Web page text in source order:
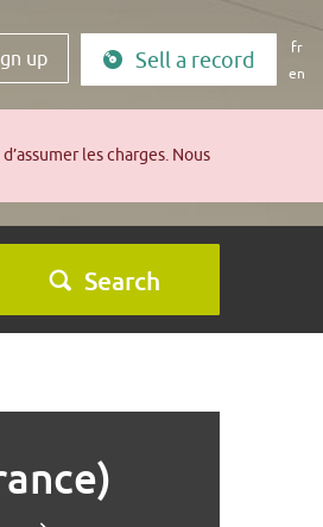
les charges. Nous
up Sell a record
fr
en
Search